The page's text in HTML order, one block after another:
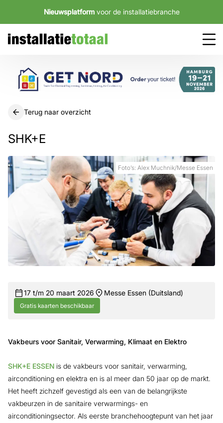
Nieuwsplatform voor de installatiebranche
Terug naar overzicht
SHK+E
Foto’s: Alex Muchnik/Messe Essen
17 t/m 20 maart 2026 Messe Essen (Duitsland)
Gratis kaarten beschikbaar
Vakbeurs voor Sanitair, Verwarming, Klimaat en Elektro
SHK+E ESSEN is de vakbeurs voor sanitair, verwarming,
airconditioning en elektra en is al meer dan 50 jaar op de markt.
Het heeft zichzelf gevestigd als een van de belangrijkste
vakbeurzen in de sanitaire verwarmings- en
airconditioningsector. Als eerste branchehoogtepunt van het jaar